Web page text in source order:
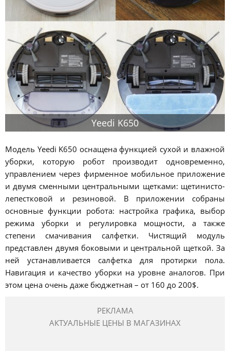
Yeedi K650
Модель Yeedi K650 оснащена функцией сухой и влажной
уборки, которую робот производит одновременно,
управлением через фирменное мобильное приложение
и двумя сменными центральными щетками: щетинисто-
лепестковой и резиновой. В приложении собраны
основные функции робота: настройка графика, выбор
режима уборки и регулировка мощности, а также
степени смачивания салфетки. Чистящий модуль
представлен двумя боковыми и центральной щеткой. За
ней устанавливается салфетка для протирки пола.
Навигация и качество уборки на уровне аналогов. При
этом цена очень даже бюджетная – от 160 до 200$.
РЕКЛАМА
АКТУАЛЬНЫЕ ЦЕНЫ В МАГАЗИНАХ